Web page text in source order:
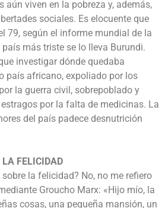
aún viven en la pobreza y, además,
sociales. Es elocuente que
79, según el informe mundial de la
más triste se lo lleva Burundi.
investigar dónde quedaba
país africano, expoliado por los
la guerra civil, sobrepoblado y
por la falta de medicinas. La
del país padece desnutrición
LA FELICIDAD
la felicidad? No, no me refiero
Groucho Marx: «Hijo mío, la
cosas, una pequeña mansión, un